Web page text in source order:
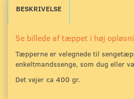
BESKRIVELSE
Se billede af tæppet i høj
Tæpperne er velegnede til
enkeltmandssenge, som dug eller
Det vejer ca 400 gr.